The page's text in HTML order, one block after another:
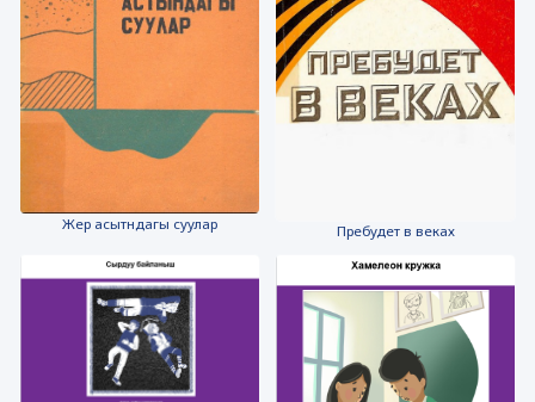
Жер асытндагы суулар Пребудет в веках